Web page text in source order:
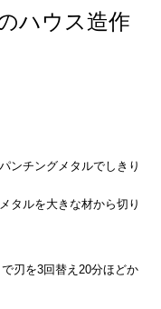
ハウス造作
ンチングメタルでしきり
タルを大きな材から切り
刃を3回替え20分ほどか